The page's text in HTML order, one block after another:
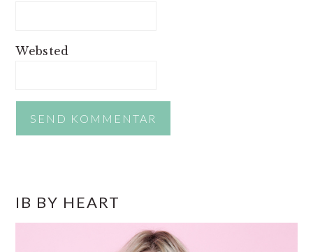
Websted
SIDEBAR
IB BY HEART